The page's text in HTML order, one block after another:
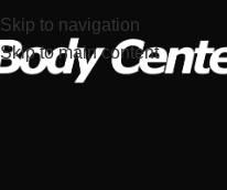
Skip to navigation
Skip to main content